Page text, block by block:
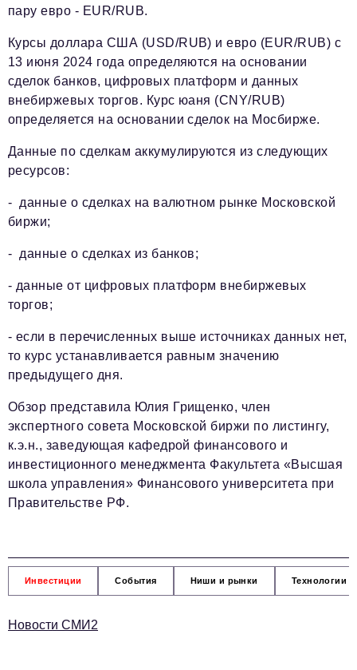
пару евро - EUR/RUB.
Курсы доллара США (USD/RUB) и евро (EUR/RUB) с
13 июня 2024 года определяются на основании
сделок банков, цифровых платформ и данных
внебиржевых торгов. Курс юаня (CNY/RUB)
определяется на основании сделок на Мосбирже.
Данные по сделкам аккумулируются из следующих
ресурсов:
- данные о сделках на валютном рынке Московской
биржи;
- данные о сделках из банков;
- данные от цифровых платформ внебиржевых
торгов;
- если в перечисленных выше источниках данных нет,
то курс устанавливается равным значению
предыдущего дня.
Обзор представила Юлия Грищенко, член
экспертного совета Московской биржи по листингу,
к.э.н., заведующая кафедрой финансового и
инвестиционного менеджмента Факультета «Высшая
школа управления» Финансового университета при
Правительстве РФ.
Инвестиции События Ниши и рынки Технологии
Новости СМИ2